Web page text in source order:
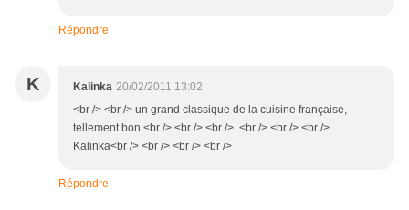
Répondre
K Kalinka 20/02/2011 13:02
<br /> <br /> un grand classique de la cuisine française,
tellement bon.<br /> <br /> <br /> <br /> <br /> <br />
Kalinka<br /> <br /> <br /> <br />
Répondre